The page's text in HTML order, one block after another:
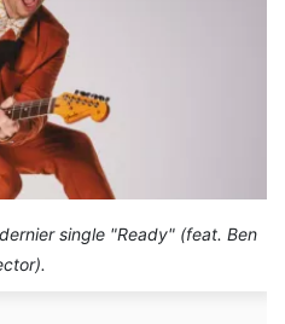
single "Ready" (feat. Ben